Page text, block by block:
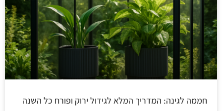
חממה לגינה: המדריך המלא לגידול ירוק ופורח כל השנה